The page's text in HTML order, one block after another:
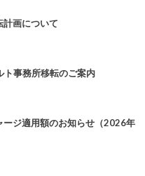
計画について
ト事務所移転のご案内
ージ適用額のお知らせ（2026年